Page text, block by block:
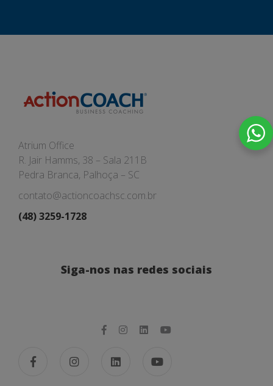
Atrium Office
R. Jair Hamms, 38 – Sala 211B
Pedra Branca, Palhoça – SC
contato@actioncoachsc.com.br
(48) 3259-1728
Siga-nos nas redes sociais